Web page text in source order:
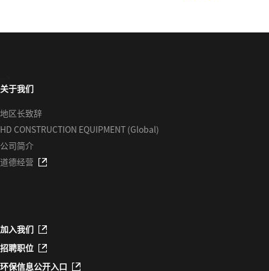
关于我们
地区长致辞
HD CONSTRUCTION EQUIPMENT (Global)
公司简介
道德经营
加入我们
招聘职位
环保信息公开入口